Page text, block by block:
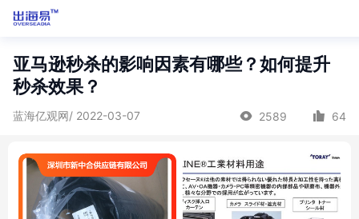
亚马逊秒杀的影响因素有哪些？如何提升
秒杀效果？
蓝海亿观网/ 2022-03-07 2589 64